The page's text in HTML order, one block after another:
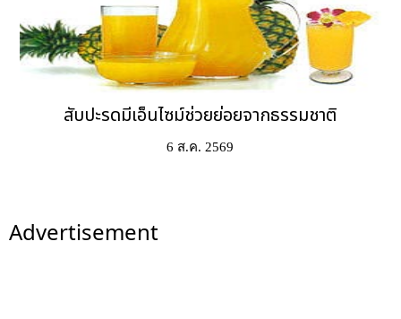
สับปะรดมีเอ็นไซม์ช่วยย่อยจากธรรมชาติ
6 ส.ค. 2569
Advertisement